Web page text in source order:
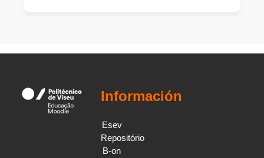
Información
Esev
Repositório
B-on